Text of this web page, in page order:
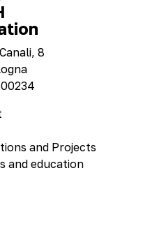
8
and Projects
and education